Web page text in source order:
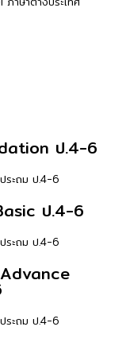
ป.4-6
ระถม ป.4-6
ป.4-6
ระถม ป.4-6
ระถม ป.4-6